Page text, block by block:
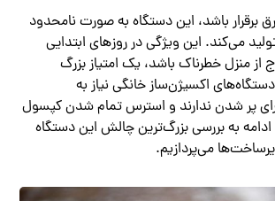
برقرار باشد، این دستگاه به صورت نامحدود
می‌کند. این ویژگی در روزهای ابتدایی
از منزل خطرناک باشد، یک امتیاز بزرگ
اکسیژن‌ساز خانگی نیاز به
پر شدن ندارند و استرس تمام شدن کپسول
ادامه به بررسی بزرگ‌ترین چالش این دستگاه
می‌پردازیم.